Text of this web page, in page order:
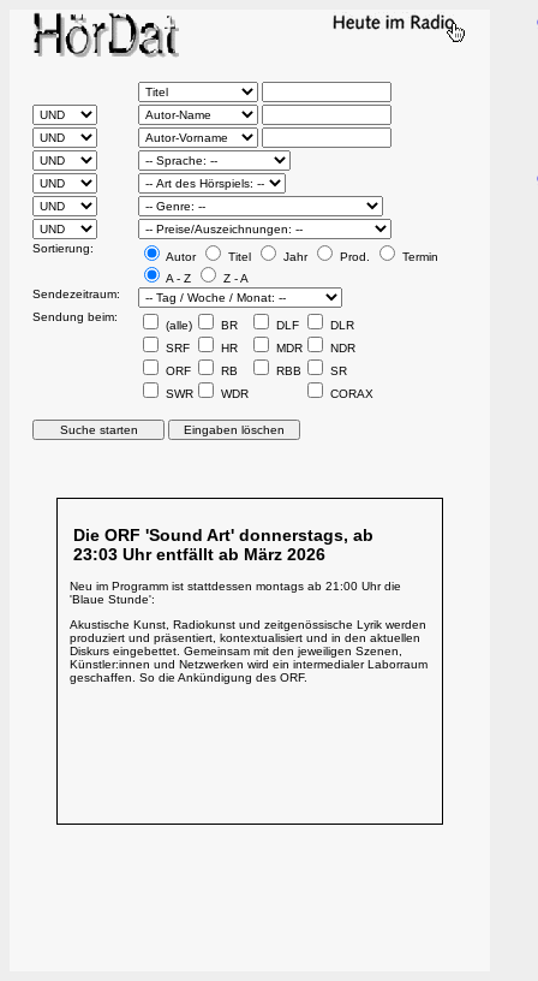
Sortierung:
Autor Titel Jahr Prod.
Termin
A - Z
Z - A
Sendezeitraum:
Sendung beim:
(alle) BR DLF
DLR
SRF
HR MDR
NDR
ORF
RB RBB
SR
SWR
WDR CORAX
Die ORF 'Sound Art' donnerstags, ab
23:03 Uhr entfällt ab März 2026
Neu im Programm ist stattdessen montags ab 21:00 Uhr die
'Blaue Stunde':
Akustische Kunst, Radiokunst und zeitgenössische Lyrik werden
produziert und präsentiert, kontextualisiert und in den aktuellen
Diskurs eingebettet. Gemeinsam mit den jeweiligen Szenen,
Künstler:innen und Netzwerken wird ein intermedialer Laborraum
geschaffen. So die Ankündigung des ORF.